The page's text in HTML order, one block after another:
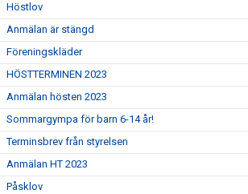
Höstlov
Anmälan är stängd
Föreningskläder
HÖSTTERMINEN 2023
Anmälan hösten 2023
Sommargympa för barn 6-14 år!
Terminsbrev från styrelsen
Anmälan HT 2023
Påsklov